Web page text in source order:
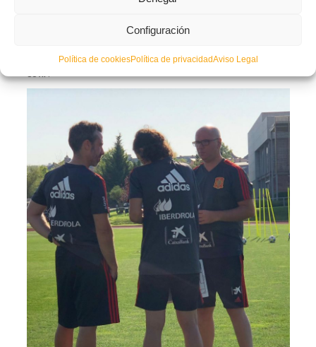
Configuración
Política de cookiesPolítica de privacidadAviso Legal
representación en el combinado nacional.
jefe de expediciónde estaSelección Española sub 19que disputará el